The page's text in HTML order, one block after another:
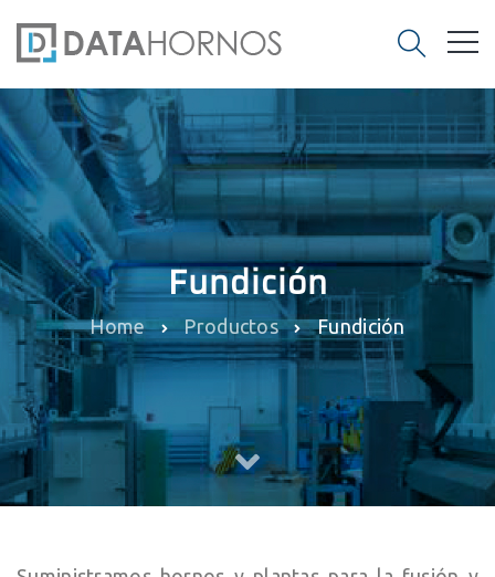
Fundición
Home Productos Fundición